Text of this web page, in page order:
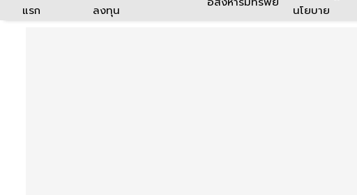
แรก
ลงทุน
นโยบาย